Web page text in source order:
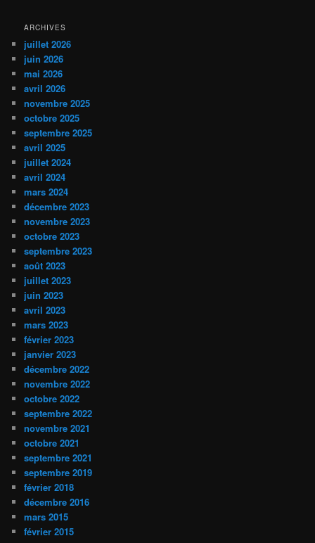
ARCHIVES
juillet 2026
juin 2026
mai 2026
avril 2026
novembre 2025
octobre 2025
septembre 2025
avril 2025
juillet 2024
avril 2024
mars 2024
décembre 2023
novembre 2023
octobre 2023
septembre 2023
août 2023
juillet 2023
juin 2023
avril 2023
mars 2023
février 2023
janvier 2023
décembre 2022
novembre 2022
octobre 2022
septembre 2022
novembre 2021
octobre 2021
septembre 2021
septembre 2019
février 2018
décembre 2016
mars 2015
février 2015